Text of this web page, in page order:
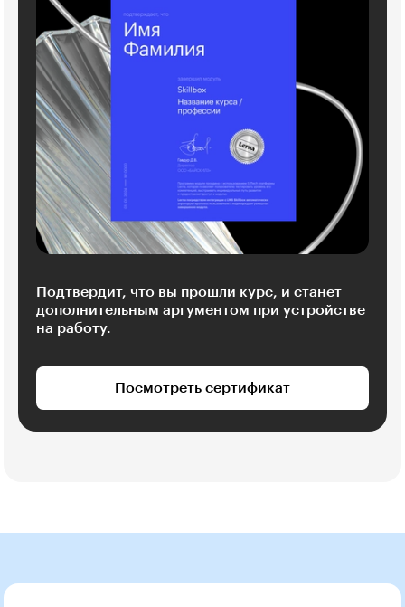
Подтвердит, что вы прошли курс, и станет
дополнительным аргументом при устройстве
на работу.
Посмотреть сертификат